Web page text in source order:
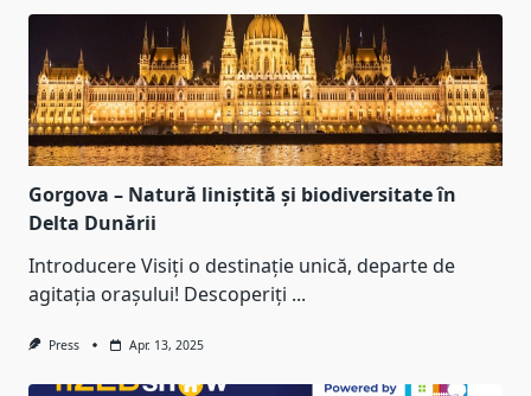
Gorgova – Natură liniștită și biodiversitate în
Delta Dunării
Introducere Visiți o destinație unică, departe de
agitația orașului! Descoperiți ...
Press Apr. 13, 2025